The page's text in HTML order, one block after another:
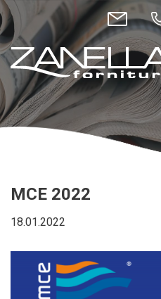
MCE 2022
18.01.2022